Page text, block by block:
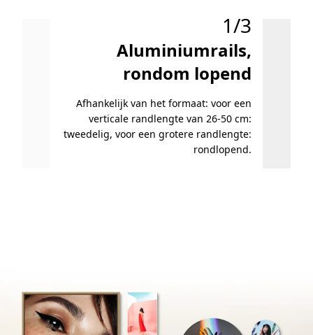
1/3
Aluminiumrails,
rondom lopend
Afhankelijk van het formaat: voor een
verticale randlengte van 26-50 cm:
tweedelig, voor een grotere randlengte:
rondlopend.